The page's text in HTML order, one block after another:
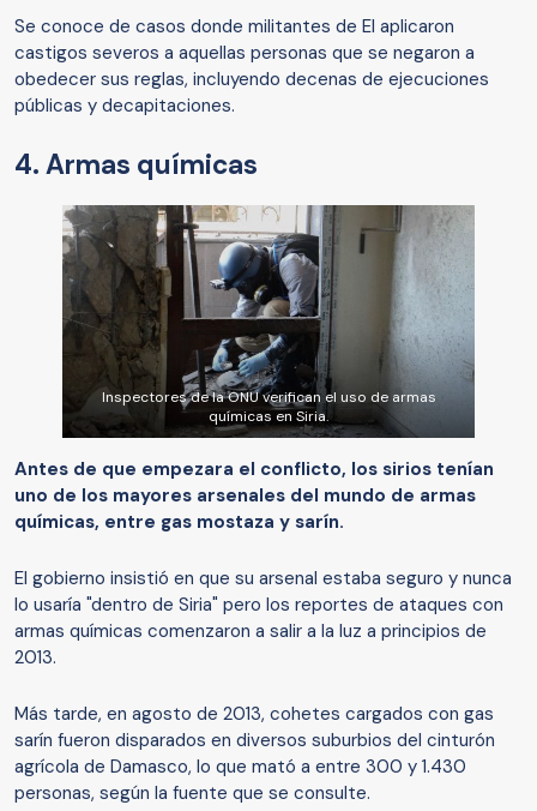
Se conoce de casos donde militantes de EI aplicaron
castigos severos a aquellas personas que se negaron a
obedecer sus reglas, incluyendo decenas de ejecuciones
públicas y decapitaciones.
4. Armas químicas
Inspectores de la ONU verifican el uso de armas
químicas en Siria.
Antes de que empezara el conflicto, los sirios tenían
uno de los mayores arsenales del mundo de armas
químicas, entre gas mostaza y sarín.
El gobierno insistió en que su arsenal estaba seguro y nunca
lo usaría "dentro de Siria" pero los reportes de ataques con
armas químicas comenzaron a salir a la luz a principios de
2013.
Más tarde, en agosto de 2013, cohetes cargados con gas
sarín fueron disparados en diversos suburbios del cinturón
agrícola de Damasco, lo que mató a entre 300 y 1.430
personas, según la fuente que se consulte.